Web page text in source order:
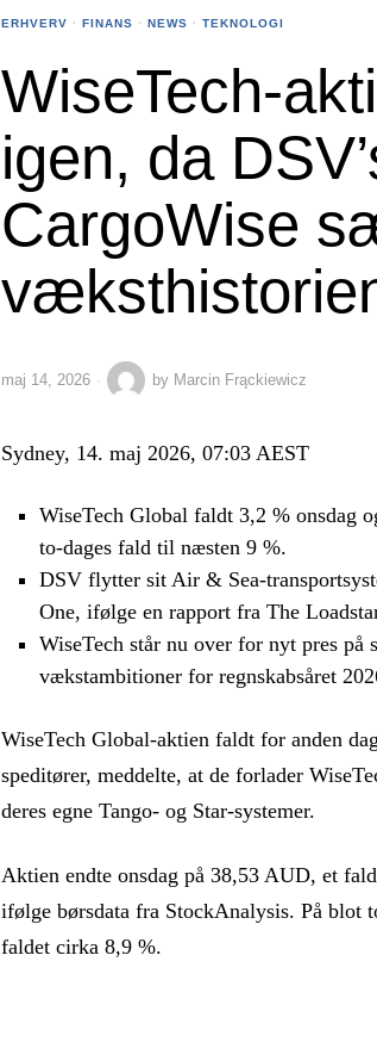
ERHVERV · FINANS · NEWS · TEKNOLOGI
WiseTech-
igen, da
CargoWise
maj 14, 2026 by Marcin Frąckiewicz
Sydney, 14. maj 2026, 07:03 AEST
WiseTech Global faldt 3,2 % onsdag
to-dages fald til næsten 9 %.
DSV flytter sit Air & Sea-
One, ifølge en rapport fra The
WiseTech står nu over for nyt pres
vækstambitioner for regnskabsåret
WiseTech Global-aktien faldt for anden
speditører, meddelte, at de forlader
deres egne Tango- og Star-systemer.
Aktien endte onsdag på 38,53 AUD, et
ifølge børsdata fra StockAnalysis. På blot
faldet cirka 8,9 %.